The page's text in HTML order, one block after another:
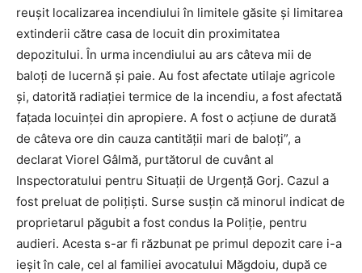
reușit localizarea incendiului în limitele găsite și limitarea
extinderii către casa de locuit din proximitatea
depozitului. În urma incendiului au ars câteva mii de
baloți de lucernă și paie. Au fost afectate utilaje agricole
și, datorită radiației termice de la incendiu, a fost afectată
fațada locuinței din apropiere. A fost o acțiune de durată
de câteva ore din cauza cantității mari de baloți”, a
declarat Viorel Gâlmă, purtătorul de cuvânt al
Inspectoratului pentru Situații de Urgență Gorj. Cazul a
fost preluat de polițiști. Surse susțin că minorul indicat de
proprietarul păgubit a fost condus la Poliție, pentru
audieri. Acesta s-ar fi răzbunat pe primul depozit care i-a
ieșit în cale, cel al familiei avocatului Măgdoiu, după ce